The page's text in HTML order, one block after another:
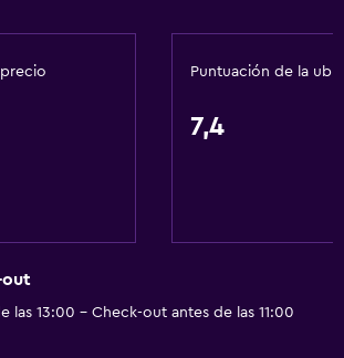
Puntuación de la
7,4
out
las 13:00 - Check-out antes de las 11:00